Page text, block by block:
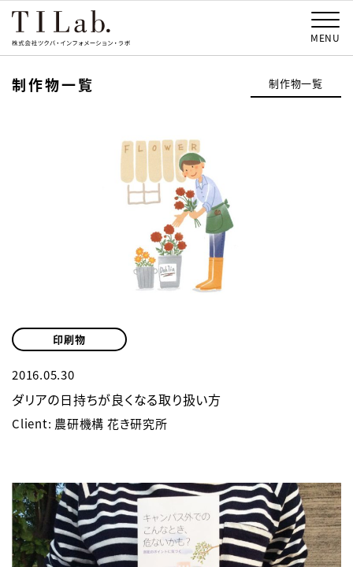
MENU
制作物一覧
印刷物
2016.05.30
ダリアの日持ちが良くなる取り扱い方
Client: 農研機構 花き研究所
制作物一覧